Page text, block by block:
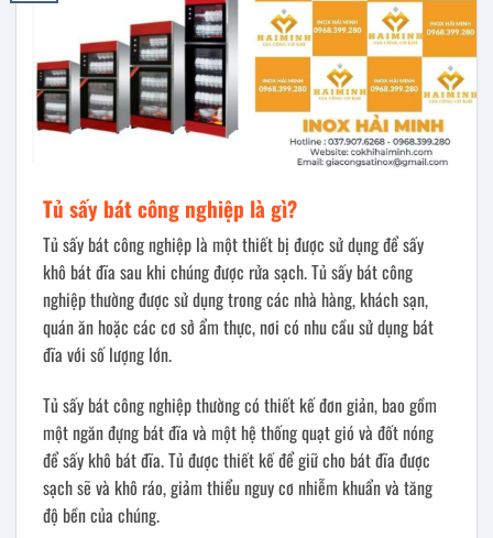
Tủ sấy bát công nghiệp là gì?
Tủ sấy bát công nghiệp là một thiết bị được sử dụng để sấy
khô bát đĩa sau khi chúng được rửa sạch. Tủ sấy bát công
nghiệp thường được sử dụng trong các nhà hàng, khách sạn,
quán ăn hoặc các cơ sở ẩm thực, nơi có nhu cầu sử dụng bát
đĩa với số lượng lớn.
Tủ sấy bát công nghiệp thường có thiết kế đơn giản, bao gồm
một ngăn đựng bát đĩa và một hệ thống quạt gió và đốt nóng
để sấy khô bát đĩa. Tủ được thiết kế để giữ cho bát đĩa được
sạch sẽ và khô ráo, giảm thiểu nguy cơ nhiễm khuẩn và tăng
độ bền của chúng.